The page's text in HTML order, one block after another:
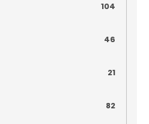
104
46
21
82